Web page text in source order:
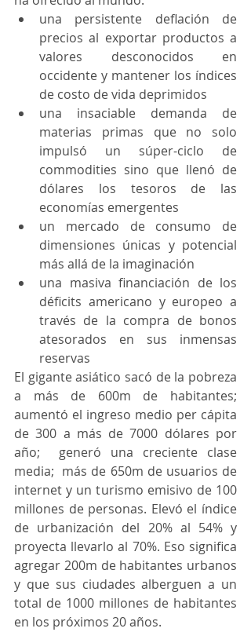
una persistente deflación de
precios al exportar productos a
valores desconocidos en
occidente y mantener los índices
de costo de vida deprimidos
una insaciable demanda de
materias primas que no solo
impulsó un súper-ciclo de
commodities sino que llenó de
dólares los tesoros de las
economías emergentes
un mercado de consumo de
dimensiones únicas y potencial
más allá de la imaginación
una masiva financiación de los
déficits americano y europeo a
través de la compra de bonos
atesorados en sus inmensas
reservas
El gigante asiático sacó de la pobreza
a más de 600m de habitantes;
aumentó el ingreso medio per cápita
de 300 a más de 7000 dólares por
año;  generó una creciente clase
media;  más de 650m de usuarios de
internet y un turismo emisivo de 100
millones de personas. Elevó el índice
de urbanización del 20% al 54% y
proyecta llevarlo al 70%. Eso significa
agregar 200m de habitantes urbanos
y que sus ciudades alberguen a un
total de 1000 millones de habitantes
en los próximos 20 años.